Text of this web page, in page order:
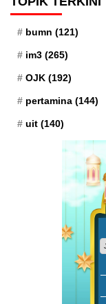
bumn (121)
im3 (265)
OJK (192)
pertamina (144)
uit (140)